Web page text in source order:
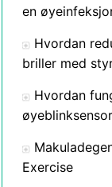
en
Hvordan
briller med
Hvordan
Exercise